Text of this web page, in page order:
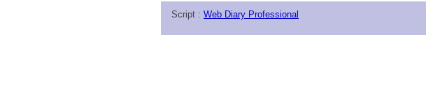
Script : Web Diary Professional